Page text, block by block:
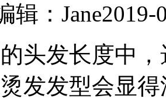
辑：Jane2019-
头发长度中
发发型会显